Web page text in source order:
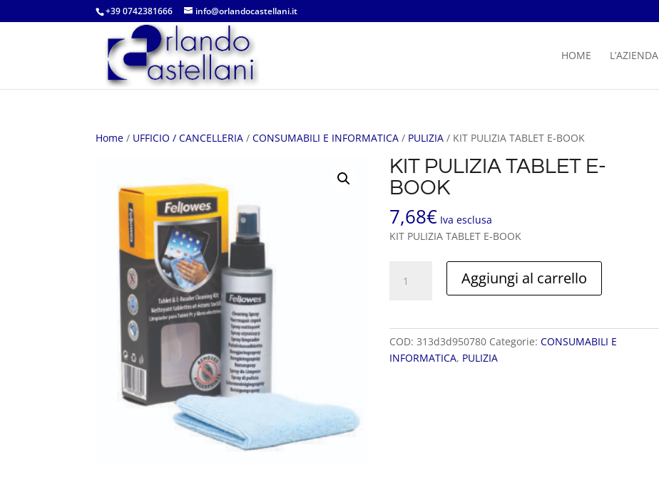
+39 0742381666 info@orlandocastellani.it
HOME L’AZIENDA
Home / UFFICIO / CANCELLERIA /CONSUMABILI E INFORMATICA / PULIZIA / KIT PULIZIA TABLET E-BOOK
KIT PULIZIA TABLET E-
BOOK
7,68€ Iva esclusa
KIT PULIZIA TABLET E-BOOK
PULIZIA
Aggiungi al carrello
COD:313d3d950780 Categorie:CONSUMABILI E
INFORMATICA, PULIZIA